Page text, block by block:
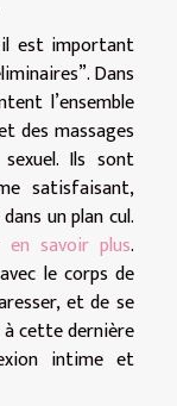
est important
Dans
l’ensemble
des massages
Ils sont
satisfaisant,
un plan cul.
savoir plus.
le corps de
et de se
cette dernière
intime et